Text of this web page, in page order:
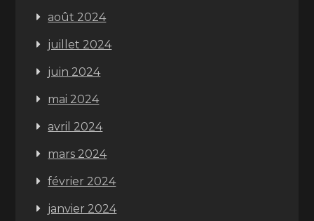
août 2024
juillet 2024
juin 2024
mai 2024
avril 2024
mars 2024
février 2024
janvier 2024